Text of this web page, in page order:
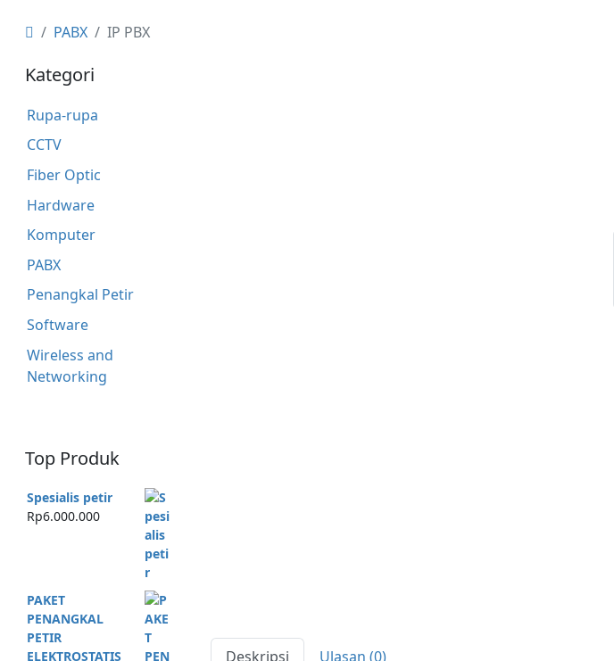
PABX IP PBX
Kategori
Rupa-rupa
CCTV
Fiber Optic
Hardware
Komputer
PABX
Penangkal Petir
Software
Wireless and
Networking
Top Produk
Spesialis petir
Rp6.000.000
PAKET
PENANGKAL
PETIR
ELEKTROSTATIS
Deskripsi Ulasan (0)